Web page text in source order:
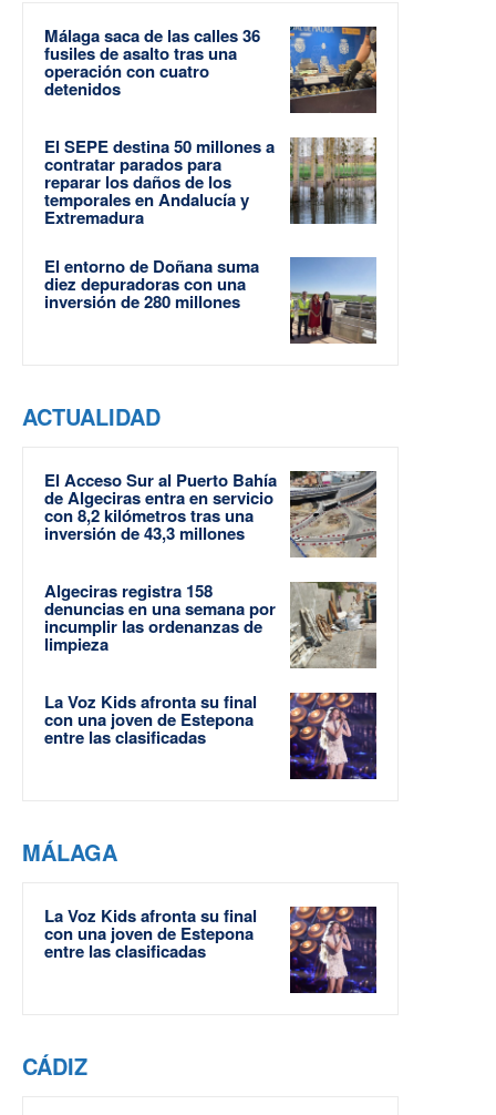
Málaga saca de las calles 36
fusiles de asalto tras una
operación con cuatro
detenidos
El SEPE destina 50 millones a
contratar parados para
reparar los daños de los
temporales en Andalucía y
Extremadura
El entorno de Doñana suma
diez depuradoras con una
inversión de 280 millones
ACTUALIDAD
El Acceso Sur al Puerto Bahía
de Algeciras entra en servicio
con 8,2 kilómetros tras una
inversión de 43,3 millones
Algeciras registra 158
denuncias en una semana por
incumplir las ordenanzas de
limpieza
La Voz Kids afronta su final
con una joven de Estepona
entre las clasificadas
MÁLAGA
La Voz Kids afronta su final
con una joven de Estepona
entre las clasificadas
CÁDIZ